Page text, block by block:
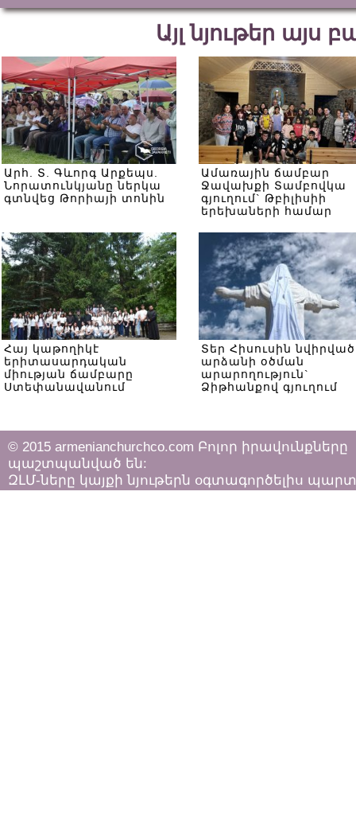
Այլ նյութեր այս
Արհ. Տ. Գևորգ Արքեպս.
Նորատունկյանը ներկա
գտնվեց Թորիայի տոնին
Ամառային ճամբար
Ջավախքի Տամբովկա
գյուղում` Թբիլիսիի
երեխաների համար
Հայ կաթողիկէ
երիտասարդական
միության ճամբարը
Ստեփանավանում
Տեր Հիսուսին նվիրված
արձանի օծման
արարողություն`
Ձիթհանքով գյուղում
© 2015 armenianchurchco.com Բոլոր իրավունքները
պաշտպանված են:
ԶԼՄ-ները կայքի նյութերն օգտագործելիս